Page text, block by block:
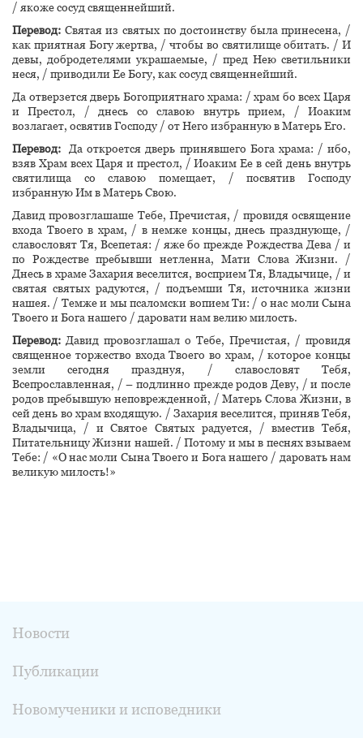
/ якоже сосуд священнейший.
Перевод: Святая из святых по достоинству была принесена, /
как приятная Богу жертва, / чтобы во святилище обитать. / И
девы, добродетелями украшаемые, / пред Нею светильники
неся, / приводили Ее Богу, как сосуд священнейший.
Да отверзется дверь Богоприятнаго храма: / храм бо всех Царя
и Престол, / днесь со славою внутрь прием, / Иоаким
возлагает, освятив Господу / от Него избранную в Матерь Его.
Перевод: Да откроется дверь принявшего Бога храма: / ибо,
взяв Храм всех Царя и престол, / Иоаким Ее в сей день внутрь
святилища со славою помещает, / посвятив Господу
избранную Им в Матерь Свою.
Давид провозглашаше Тебе, Пречистая, / провидя освящение
входа Твоего в храм, / в немже концы, днесь празднующе, /
славословят Тя, Всепетая: / яже бо прежде Рождества Дева / и
по Рождестве пребывши нетленна, Мати Слова Жизни. /
Днесь в храме Захария веселится, восприем Тя, Владычице, / и
святая святых радуются, / подъемши Тя, источника жизни
нашея. / Темже и мы псаломски вопием Ти: / о нас моли Сына
Твоего и Бога нашего / даровати нам велию милость.
Перевод: Давид провозглашал о Тебе, Пречистая, / провидя
священное торжество входа Твоего во храм, / которое концы
земли сегодня празднуя, / славословят Тебя,
Всепрославленная, / – подлинно прежде родов Деву, / и после
родов пребывшую неповрежденной, / Матерь Слова Жизни, в
сей день во храм входящую. / Захария веселится, приняв Тебя,
Владычица, / и Святое Святых радуется, / вместив Тебя,
Питательницу Жизни нашей. / Потому и мы в песнях взываем
Тебе: / «О нас моли Сына Твоего и Бога нашего / даровать нам
великую милость!»
Новости
Публикации
Новомученики и исповедники